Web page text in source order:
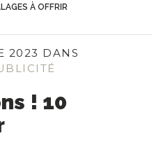
À OFFRIR
2023 DANS
! 10